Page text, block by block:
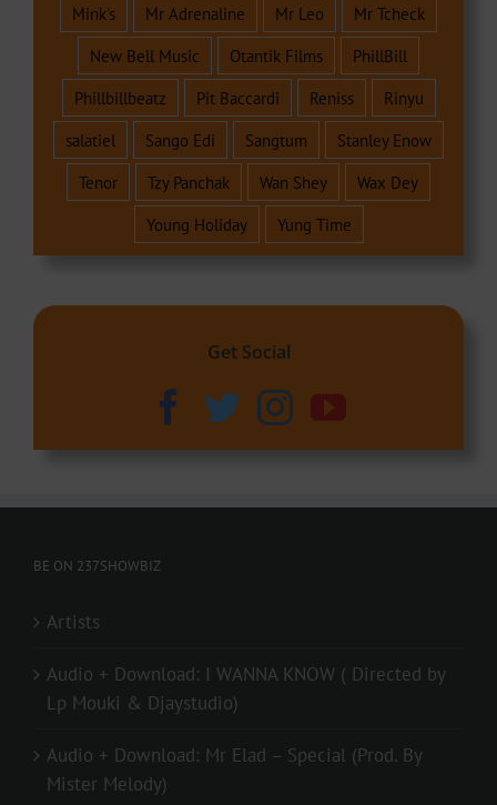
Mink's
Mr Adrenaline Mr Leo
Mr Tcheck
New Bell Music
Otantik Films
PhillBill
Phillbillbeatz
Pit Baccardi Reniss
Rinyu
salatiel
Sango Edi Sangtum
Stanley Enow
Tenor
Tzy Panchak Wan Shey
Wax Dey
Young Holiday
Yung Time
Get Social
BE ON 237SHOWBIZ
Artists
Audio + Download: I WANNA KNOW ( Directed by
Lp Mouki & Djaystudio)
Audio + Download: Mr Elad – Special (Prod. By
Mister Melody)